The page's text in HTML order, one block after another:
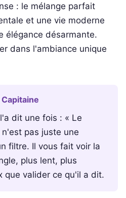
: le mélange parfait
et une vie moderne
élégance désarmante.
dans l'ambiance unique
Capitaine
dit une fois : « Le
pas juste une
filtre. Il vous fait voir la
plus lent, plus
que valider ce qu'il a dit.